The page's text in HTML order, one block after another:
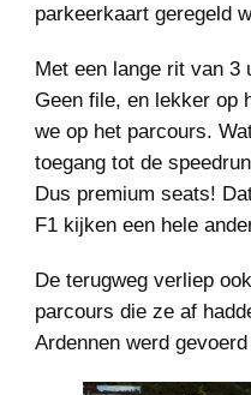
parkeerkaart geregeld
Met een lange rit van 3
Geen file, en lekker op
we op het parcours.
toegang tot de
Dus premium seats!
F1 kijken een hele
De terugweg verliep
parcours die ze af
Ardennen werd